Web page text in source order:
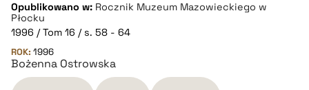
CZYSTY TEKST
pobierz cytat
Opublikowano w: Rocznik Muzeum Mazowieckiego w
Płocku
1996 / Tom 16 / s. 58 - 64
ROK: 1996
Bożenna Ostrowska